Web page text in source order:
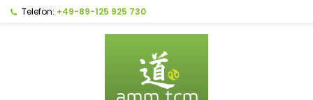
Telefon: +49-89-125 925 730